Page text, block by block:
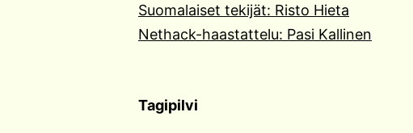
Suomalaiset tekijät: Risto Hieta
Nethack-haastattelu: Pasi Kallinen
Tagipilvi